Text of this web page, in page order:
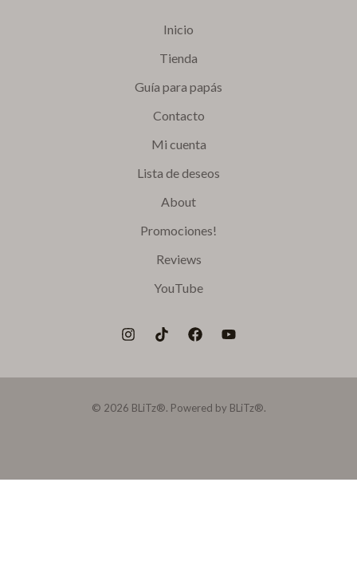
Inicio
Tienda
Guía para papás
Contacto
Mi cuenta
Lista de deseos
About
Promociones!
Reviews
YouTube
© 2026 BLiTz®. Powered by BLiTz®.